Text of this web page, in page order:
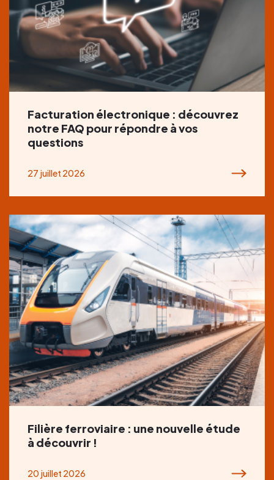
Facturation électronique : découvrez
notre FAQ pour répondre à vos
questions
27 juillet 2026
Filière ferroviaire : une nouvelle étude
à découvrir !
20 juillet 2026